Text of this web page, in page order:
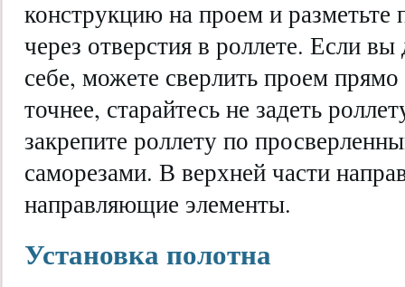
конструкцию на проем и разметьте
через отверстия в роллете. Если
себе, можете сверлить проем прямо
точнее, старайтесь не задеть
закрепите роллету по
саморезами. В верхней части
направляющие элементы.
Установка полотна